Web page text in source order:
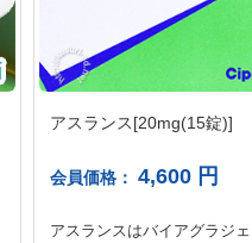
アスランス[20mg(15錠)]
会員価格： 4,600 円
アスランスはバイアグラジェ